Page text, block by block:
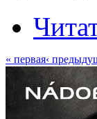
« первая‹